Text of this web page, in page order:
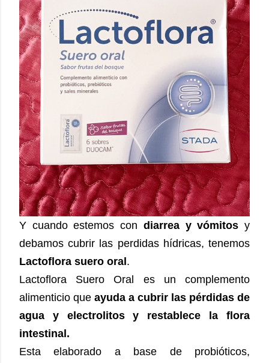
Y cuando estemos con diarrea y vómitos y
debamos cubrir las perdidas hídricas, tenemos
Lactoflora suero oral .
Lactoflora Suero Oral es un complemento
alimenticio que ayuda a cubrir las pérdidas de
agua y electrolitos y restablece la flora
intestinal.
Esta elaborado a base de probióticos,